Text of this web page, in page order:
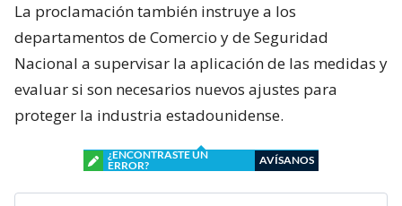
La proclamación también instruye a los
departamentos de Comercio y de Seguridad
Nacional a supervisar la aplicación de las medidas y
evaluar si son necesarios nuevos ajustes para
proteger la industria estadounidense.
¿ENCONTRASTE UN
ERROR?
AVÍSANOS